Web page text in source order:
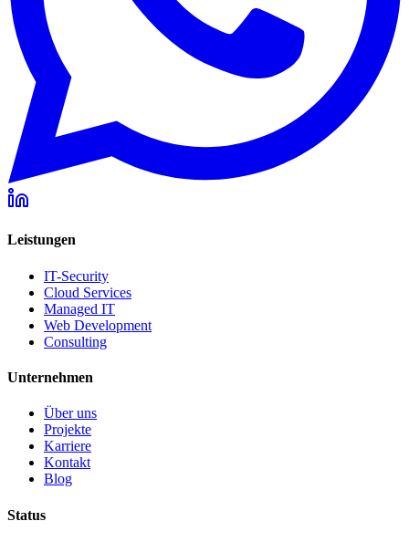
Leistungen
IT-Security
Cloud Services
Managed IT
Web Development
Consulting
Unternehmen
Über uns
Projekte
Karriere
Kontakt
Blog
Status